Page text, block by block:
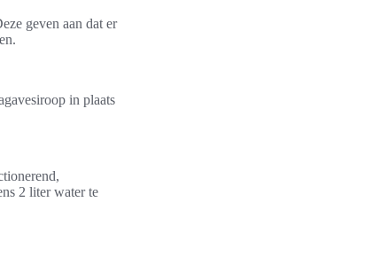
geven aan dat er
in plaats
2 liter water te